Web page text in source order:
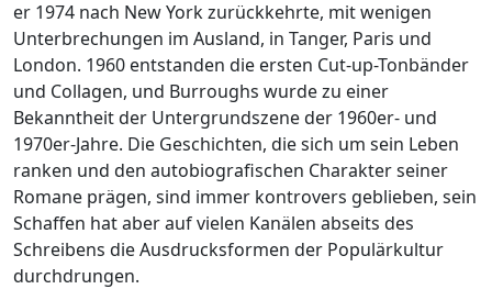
er 1974 nach New York zurückkehrte, mit wenigen
Unterbrechungen im Ausland, in Tanger, Paris und
London. 1960 entstanden die ersten Cut-up-Tonbänder
und Collagen, und Burroughs wurde zu einer
Bekanntheit der Untergrundszene der 1960er- und
1970er-Jahre. Die Geschichten, die sich um sein Leben
ranken und den autobiografischen Charakter seiner
Romane prägen, sind immer kontrovers geblieben, sein
Schaffen hat aber auf vielen Kanälen abseits des
Schreibens die Ausdrucksformen der Populärkultur
durchdrungen.